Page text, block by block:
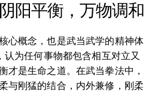
阳平衡，万物调和
心概念，也是武当武学的精神体
认为任何事物都包含相互对立又
才是生命之道。在武当拳法中，
与刚猛的结合，内外兼修，刚柔